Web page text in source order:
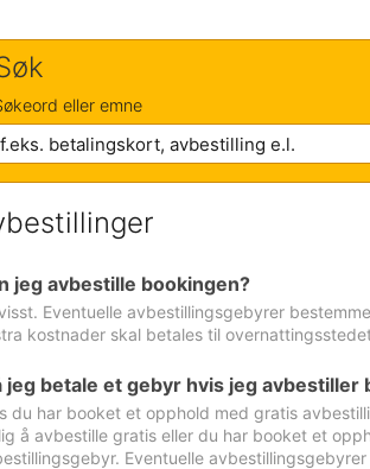
eller emne
jeg avbestille bookingen?
Eventuelle avbestillingsgebyrer
kostnader skal betales til
jeg betale et gebyr hvis jeg avbestiller
du har booket et opphold med gratis
å avbestille gratis eller du har booket et
Eventuelle